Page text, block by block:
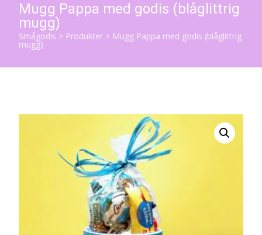
Mugg Pappa med godis (blåglittrig
mugg)
Smågodis > Produkter > Mugg Pappa med godis (blåglittrig
mugg)